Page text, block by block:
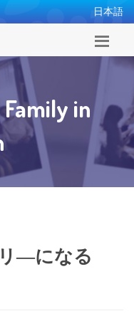
日本語
in
リ―になる